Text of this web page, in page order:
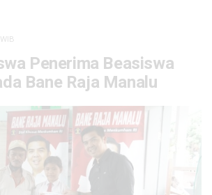
WIB
Penerima Beasiswa
Bane Raja Manalu